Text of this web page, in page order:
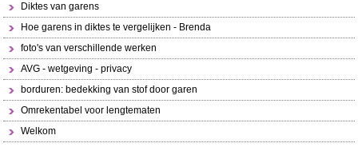
Diktes van garens
Hoe garens in diktes te vergelijken - Brenda
foto's van verschillende werken
AVG - wetgeving - privacy
borduren: bedekking van stof door garen
Omrekentabel voor lengtematen
Welkom